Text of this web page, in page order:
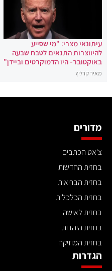
עיתונאי מצרי: "מי שסייע
להיווצרות התנאים לטבח שבעה
באוקטובר- היו הדמוקרטים וביידן"
מאיר קרליץ
מדורים
צ'אט הכתבים
בחזית החדשות
בחזית הבריאות
בחזית הכלכלית
בחזית לאישה
בחזית היהדות
בחזית המוזיקה
הגדרות